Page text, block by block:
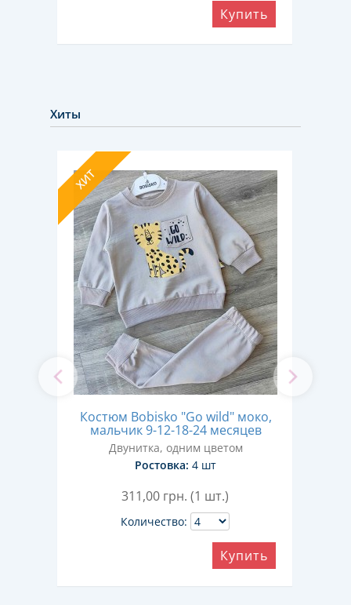
Купить
Хиты
ХИТ
Костюм Bobisko "Go wild" моко,
мальчик 9-12-18-24 месяцев
Двунитка, одним цветом
Ростовка: 4 шт
311,00 грн. (1 шт.)
Количество:
Купить